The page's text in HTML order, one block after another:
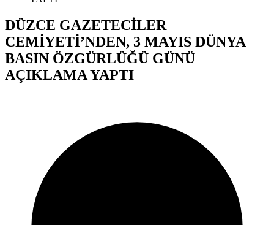
DÜZCE GAZETECİLER
CEMİYETİ’NDEN, 3 MAYIS DÜNYA
BASIN ÖZGÜRLÜĞÜ GÜNÜ
AÇIKLAMA YAPTI